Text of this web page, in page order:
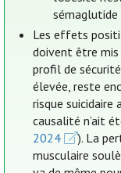
Les effets
doivent être mis
profil de
élevée, reste
risque suicidaire
causalité n’ait
2024
). La
musculaire